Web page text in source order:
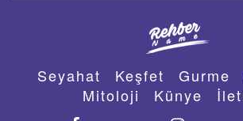
Seyahat Keşfet Gurme
Mitoloji
Künye